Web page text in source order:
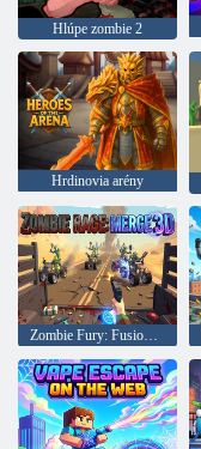
Hlúpe zombie 2
Hrdinovia arény
Zombie Fury: Fusion 3D